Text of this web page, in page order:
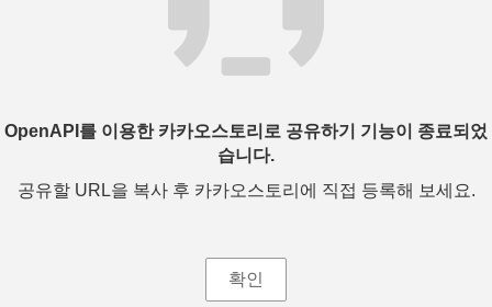
OpenAPI를 이용한 카카오스토리로 공유하기 기능이 종료되었
습니다.
공유할 URL을 복사 후 카카오스토리에 직접 등록해 보세요.
확인